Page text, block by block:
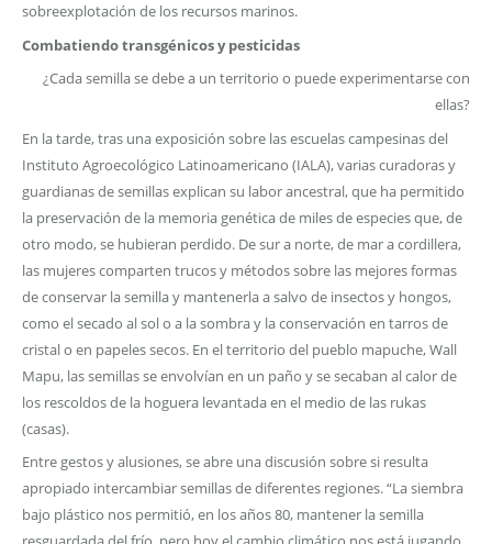
sobreexplotación de los recursos marinos.
Combatiendo transgénicos y pesticidas
¿Cada semilla se debe a un territorio o puede experimentarse con
ellas?
En la tarde, tras una exposición sobre las escuelas campesinas del
Instituto Agroecológico Latinoamericano (IALA), varias curadoras y
guardianas de semillas explican su labor ancestral, que ha permitido
la preservación de la memoria genética de miles de especies que, de
otro modo, se hubieran perdido. De sur a norte, de mar a cordillera,
las mujeres comparten trucos y métodos sobre las mejores formas
de conservar la semilla y mantenerla a salvo de insectos y hongos,
como el secado al sol o a la sombra y la conservación en tarros de
cristal o en papeles secos. En el territorio del pueblo mapuche, Wall
Mapu, las semillas se envolvían en un paño y se secaban al calor de
los rescoldos de la hoguera levantada en el medio de las rukas
(casas).
Entre gestos y alusiones, se abre una discusión sobre si resulta
apropiado intercambiar semillas de diferentes regiones. “La siembra
bajo plástico nos permitió, en los años 80, mantener la semilla